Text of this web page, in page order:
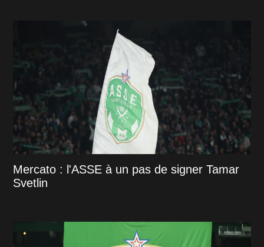
Mercato : l'ASSE à un pas de signer Tamar
Svetlin